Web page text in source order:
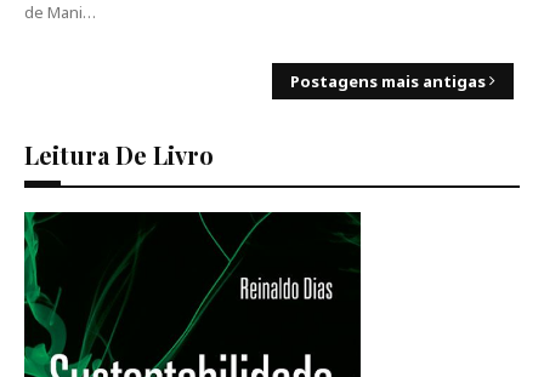
de Mani…
Postagens mais antigas
Leitura De Livro